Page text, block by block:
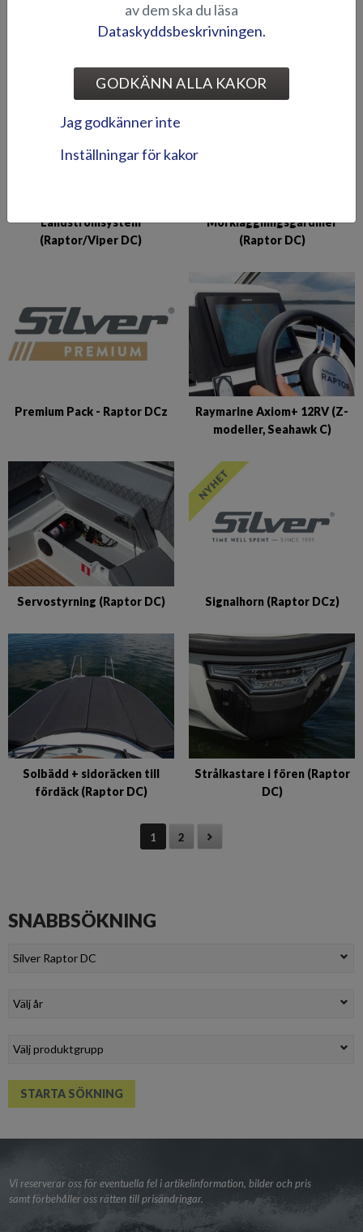
Förtöjningspaket (Raptor
Hamnkapell (Raptor DC)
Landströmsystem
(Raptor/Viper DC)
Mörkläggningsgardiner
(Raptor DC)
Premium Pack - Raptor DCz
Raymarine Axiom+ 12RV (Z-
modeller, Seahawk C)
Servostyrning (Raptor DC) Signalhorn (Raptor DCz)
Solbädd + sidoräcken till
fördäck (Raptor DC)
Strålkastare i fören (Raptor
DC)
1 2
SNABBSÖKNING
Vi reserverar oss för eventuella fel i artikelinformation, bilder och pris
samt förbehåller oss rätten till prisändringar.
av dem ska du läsa
Dataskyddsbeskrivningen.
GODKÄNN ALLA KAKOR
Jag godkänner inte
Inställningar för kakor